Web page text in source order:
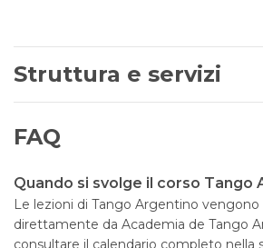
Struttura e servizi
FAQ
Quando si svolge il corso Tango
Le lezioni di Tango Argentino
direttamente da Academia de Tango
consultare il calendario completo nella